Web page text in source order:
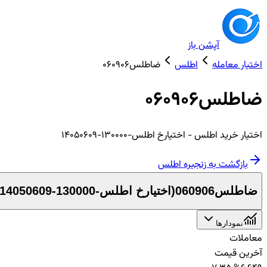
آپشن باز
اختیار معامله
اطلس ضاطلس060906
ضاطلس060906
اختیار خرید اطلس- اختیارخ اطلس-130000-14050609
بازگشت به زنجیرهاطلس
ضاطلس060906 ( اختیارخ اطلس-130000-14050609
نمودارها
معاملات
آخرین قیمت